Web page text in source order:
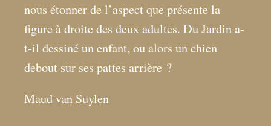
nous étonner de l’aspect que présente la
figure à droite des deux adultes. Du Jardin a-
t-il dessiné un enfant, ou alors un chien
debout sur ses pattes arrière ?
Maud van Suylen